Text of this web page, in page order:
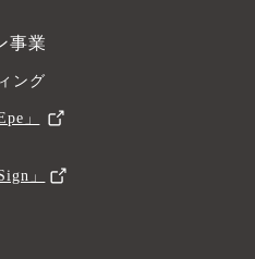
事業
ング
」
」